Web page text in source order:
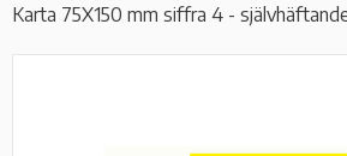
Karta 75X150 mm siffra 4 -